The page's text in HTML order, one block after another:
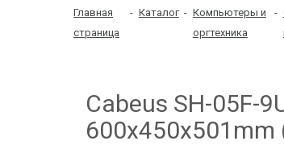
Главная
страница
- Каталог - Компьютеры и
оргтехника
-
Cabeus SH-05F-
600x450x501mm